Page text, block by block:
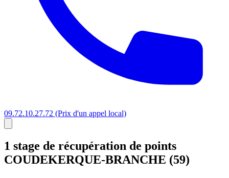
09.72.10.27.72 (Prix d'un appel local)
1 stage de récupération de points
COUDEKERQUE-BRANCHE (59)